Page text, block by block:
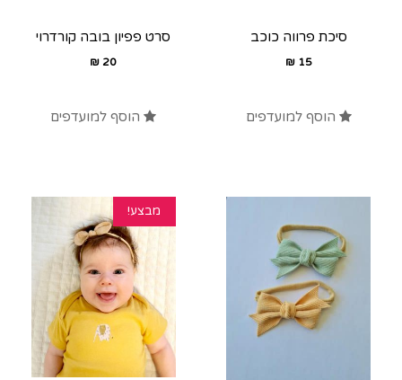
סיכת פרווה כוכב
15
₪
הוסף למועדפים
סרט פפיון בובה קורדרוי
20
₪
הוסף למועדפים
מבצע!